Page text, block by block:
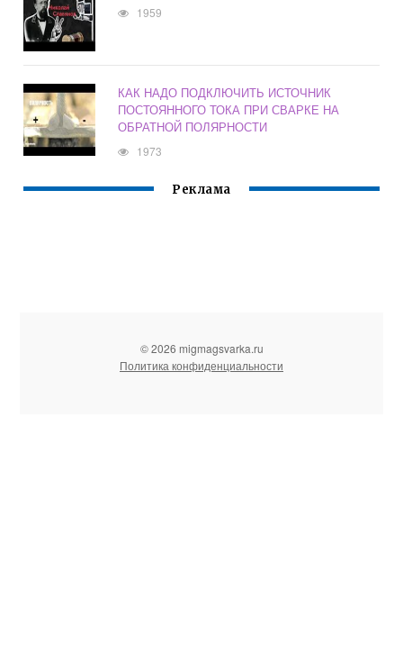
1959
КАК НАДО ПОДКЛЮЧИТЬ ИСТОЧНИК
ПОСТОЯННОГО ТОКА ПРИ СВАРКЕ НА
ОБРАТНОЙ ПОЛЯРНОСТИ
1973
Реклама
© 2026 migmagsvarka.ru
Политика конфиденциальности